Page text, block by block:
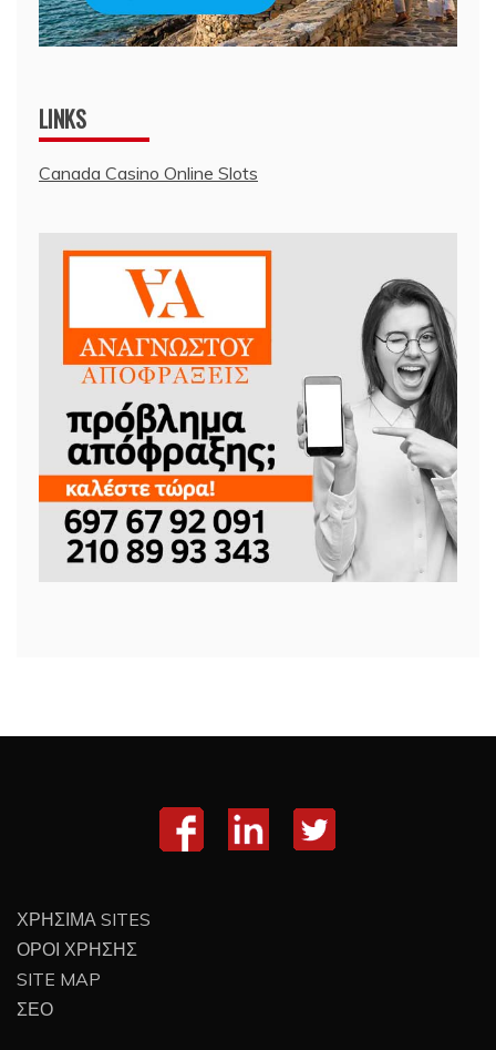
LINKS
Canada Casino Online Slots
ΧΡΗΣΙΜΑ SITES
ΟΡΟΙ ΧΡΗΣΗΣ
SITE MAP
ΣΕΟ